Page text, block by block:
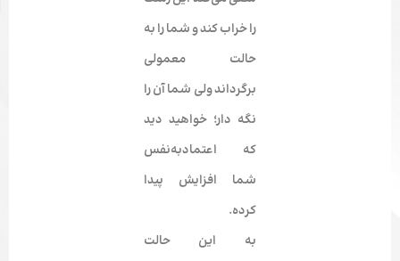
را خراب کند و شما را به
حالت معمولی
برگرداند ولی شما آن را
نگه دار؛ خواهید دید
که اعتمادبه‌نفس
شما افزایش پیدا
کرده.
به این حالت